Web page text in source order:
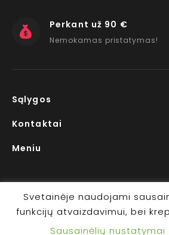
Perkant už 90 €
Nemokamas pristatymas!
Sąlygos
Kontaktai
Meniu
Copyright © 2026 www.RedLips.lt
d.d.
Svetainėje naudojami
funkcijų atvaizdavimui, bei
Sausainėlių nustatymai